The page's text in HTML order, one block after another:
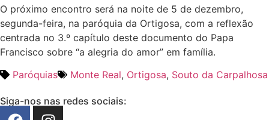
O próximo encontro será na noite de 5 de dezembro,
segunda-feira, na paróquia da Ortigosa, com a reflexão
centrada no 3.º capítulo deste documento do Papa
Francisco sobre “a alegria do amor” em família.
Paróquias
Monte Real, Ortigosa, Souto da Carpalhosa
Siga-nos nas redes sociais: